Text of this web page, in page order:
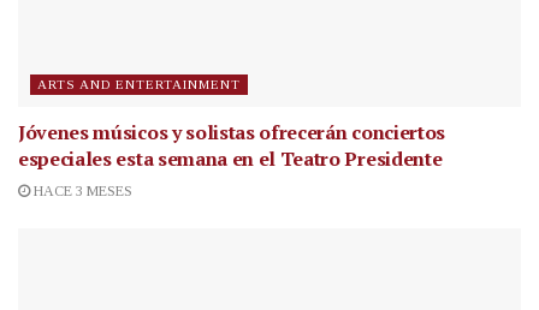
ARTS AND ENTERTAINMENT
Jóvenes músicos y solistas ofrecerán conciertos
especiales esta semana en el Teatro Presidente
HACE 3 MESES